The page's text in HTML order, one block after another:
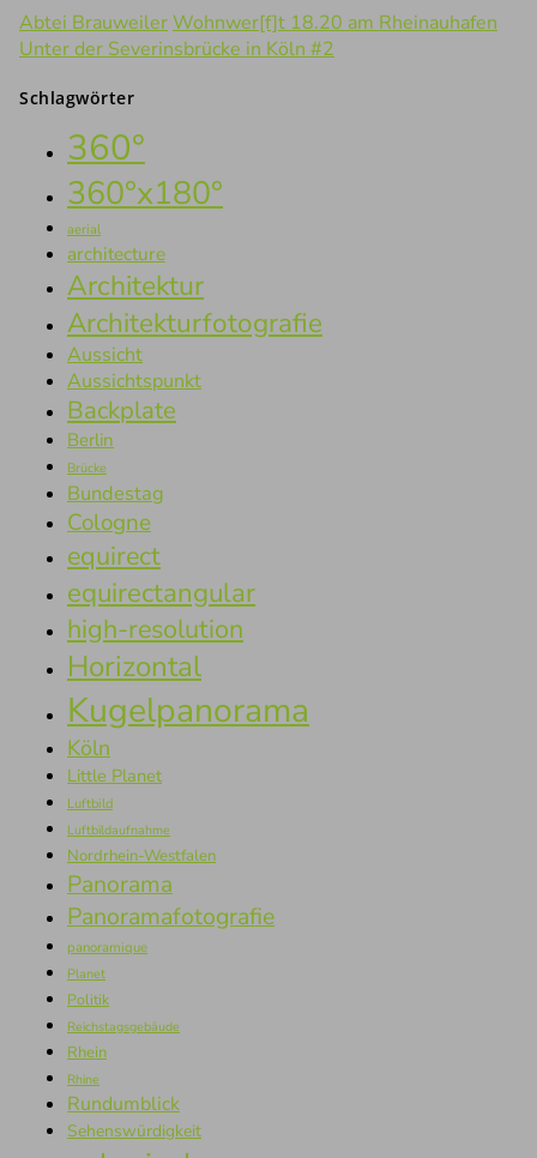
Abtei BrauweilerWohnwer[f]t 18.20 am Rheinauhafen
Unter der Severinsbrücke in Köln #2
Schlagwörter
360°
360°x180°
aerial
architecture
Architektur
Architekturfotografie
Aussicht
Aussichtspunkt
Backplate
Berlin
Brücke
Bundestag
Cologne
equirect
equirectangular
high-resolution
Horizontal
Kugelpanorama
Köln
Little Planet
Luftbild
Luftbildaufnahme
Nordrhein-Westfalen
Panorama
Panoramafotografie
panoramique
Planet
Politik
Reichstagsgebäude
Rhein
Rhine
Rundumblick
Sehenswürdigkeit